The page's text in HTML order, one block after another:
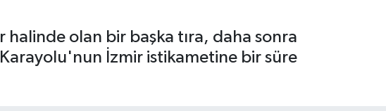
halinde olan bir başka tıra, daha sonra
İzmir istikametine bir süre